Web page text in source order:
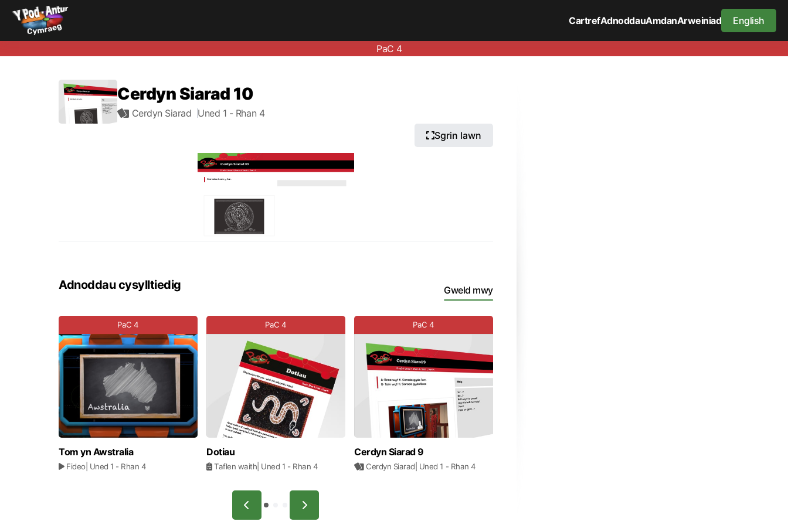
CartrefAdnoddauAmdanArweiniad English
PaC 4
Cerdyn Siarad 10
Cerdyn Siarad Uned 1 - Rhan 4
Sgrin lawn
Adnoddau cysylltiedig Gweld mwy
PaC 4
Tom yn Awstralia
Fideo| Uned 1 - Rhan 4
PaC 4
Dotiau
Taflen waith | Uned 1 - Rhan 4
PaC 4
Cerdyn Siarad 9
Cerdyn Siarad | Uned 1 - Rhan 4